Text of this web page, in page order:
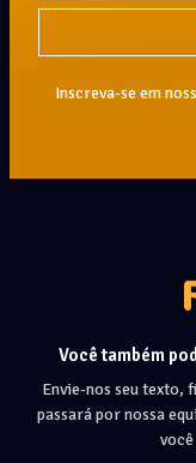
Inscreva-se em
Você também
Envie-nos seu texto,
passará por nossa